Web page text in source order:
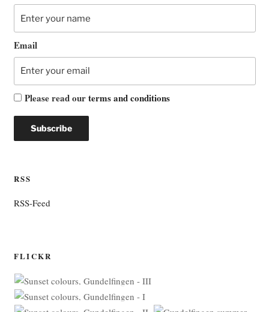
Email
Please read ourterms and conditions
RSS
RSS-Feed
FLICKR